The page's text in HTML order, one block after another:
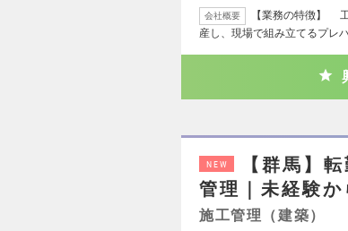
会社概要
【業務の特徴】
産し、現場で組み立てるプレ
NEW
【群馬】
管理｜未経験か
施工管理（建築）